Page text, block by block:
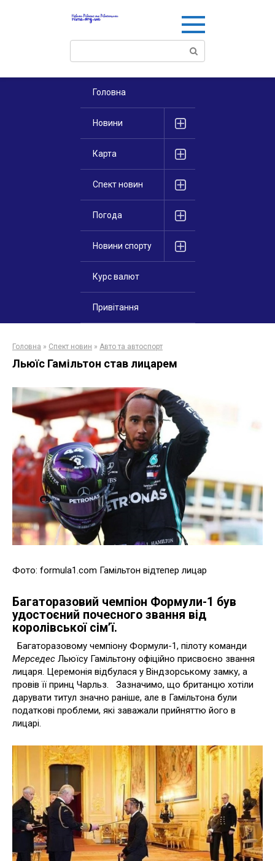
Поиск:
Головна
Новини
Карта
Спект новин
Погода
Новини спорту
Курс валют
Привітання
Головна » Спект новин » Авто та автоспорт
Льюїс Гамільтон став лицарем
Фото: formula1.com Гамільтон відтепер лицар
Багаторазовий чемпіон Формули-1 був
удостоєний почесного звання від
королівської сім’ї.
Багаторазовому чемпіону Формули-1, пілоту команди
Мерседес Льюїсу Гамільтону офіційно присвоєно звання
лицаря. Церемонія відбулася у Віндзорському замку, а
провів її принц Чарльз. Зазначимо, що британцю хотіли
дарувати титул значно раніше, але в Гамільтона були
податкові проблеми, які заважали прийняттю його в
лицарі.